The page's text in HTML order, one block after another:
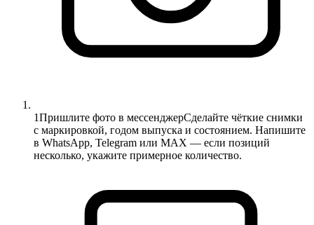
1Пришлите фото в мессенджерСделайте чёткие снимки
с маркировкой, годом выпуска и состоянием. Напишите
в WhatsApp, Telegram или MAX — если позиций
несколько, укажите примерное количество.